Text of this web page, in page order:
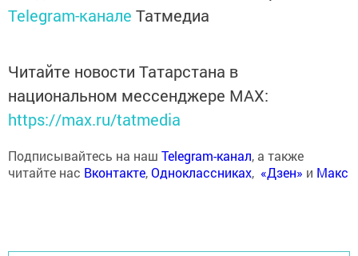
Telegram-канале Татмедиа
Читайте новости Татарстана в
национальном мессенджере MАХ:
https://max.ru/tatmedia
Подписывайтесь на наш Telegram-канал, а также
читайте нас Вконтакте,Одноклассниках, «Дзен» и Макс